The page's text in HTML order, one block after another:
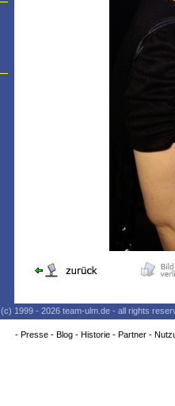
(c) 1999 - 2026 team-ulm.de - all rights
- Presse- Blog- Historie- Partner-